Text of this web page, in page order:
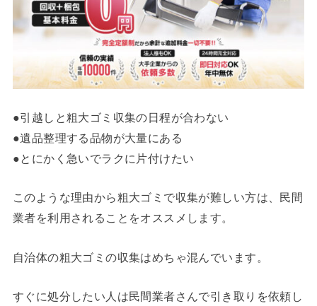
●引越しと粗大ゴミ収集の日程が合わない
●遺品整理する品物が大量にある
●とにかく急いでラクに片付けたい
このような理由から粗大ゴミで収集が難しい方は、民間
業者を利用されることをオススメします。
自治体の粗大ゴミの収集はめちゃ混んでいます。
すぐに処分したい人は民間業者さんで引き取りを依頼し